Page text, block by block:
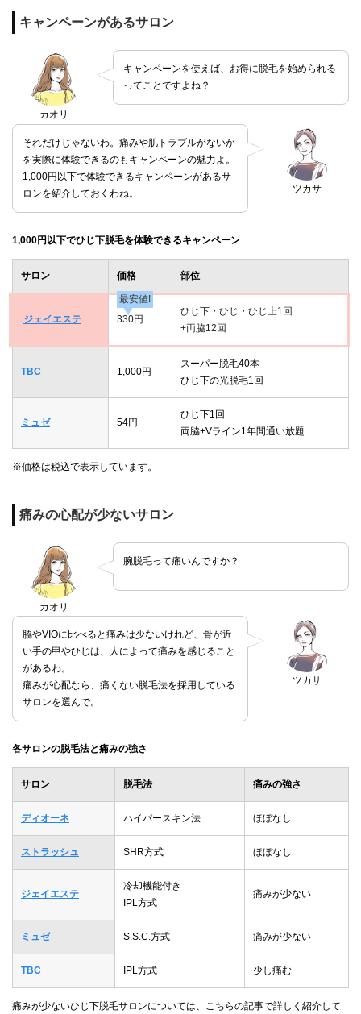
キャンペーンがあるサロン
カオリ
キャンペーンを使えば、お得に脱毛を始められる
ってことですよね？
ツカサ
それだけじゃないわ。痛みや肌トラブルがないか
を実際に体験できるのもキャンペーンの魅力よ。
1,000円以下で体験できるキャンペーンがあるサ
ロンを紹介しておくわね。
1,000円以下でひじ下脱毛を体験できるキャンペーン
サロン 価格 部位
ジェイエステ
最安値!
330円
ひじ下・ひじ・ひじ上1回
+両脇12回
TBC 1,000円
スーパー脱毛40本
ひじ下の光脱毛1回
ミュゼ 54円
ひじ下1回
両脇+Vライン1年間通い放題
※価格は税込で表示しています。
痛みの心配が少ないサロン
カオリ
腕脱毛って痛いんですか？
ツカサ
脇やVIOに比べると痛みは少ないけれど、骨が近
い手の甲やひじは、人によって痛みを感じること
があるわ。
痛みが心配なら、痛くない脱毛法を採用している
サロンを選んで。
各サロンの脱毛法と痛みの強さ
サロン 脱毛法 痛みの強さ
ディオーネ ハイパースキン法 ほぼなし
ストラッシュ SHR方式 ほぼなし
ジェイエステ
冷却機能付き
IPL方式
痛みが少ない
ミュゼ S.S.C.方式 痛みが少ない
TBC IPL方式 少し痛む
痛みが少ないひじ下脱毛サロンについては、こちらの記事で詳しく紹介して